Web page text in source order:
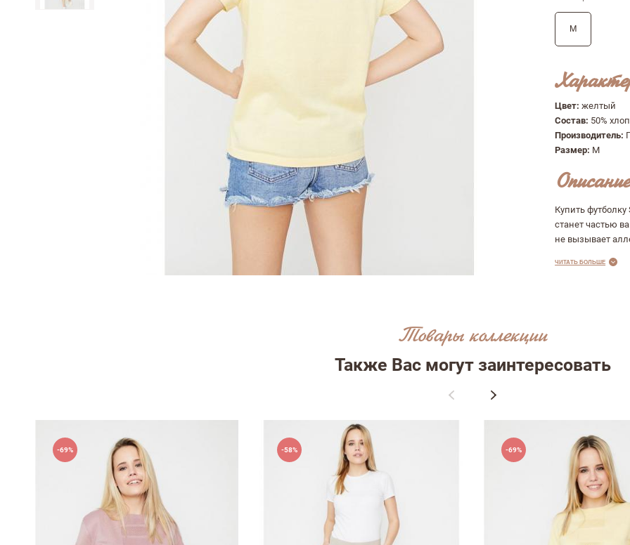
M
Цвет:желтый
Состав: 50%
Производитель:
Размер: M
Описание
Купить
станет частью
не вызывает
ЧИТАТЬ БОЛЬШЕ
Товары коллекции
Также Вас могут заинтересовать
-69% -58% -69%